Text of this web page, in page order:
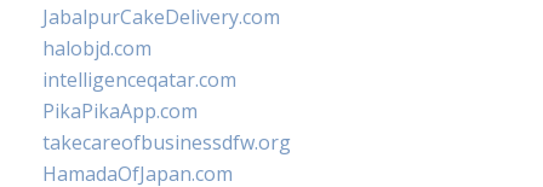
JabalpurCakeDelivery.com
halobjd.com
intelligenceqatar.com
PikaPikaApp.com
takecareofbusinessdfw.org
HamadaOfJapan.com